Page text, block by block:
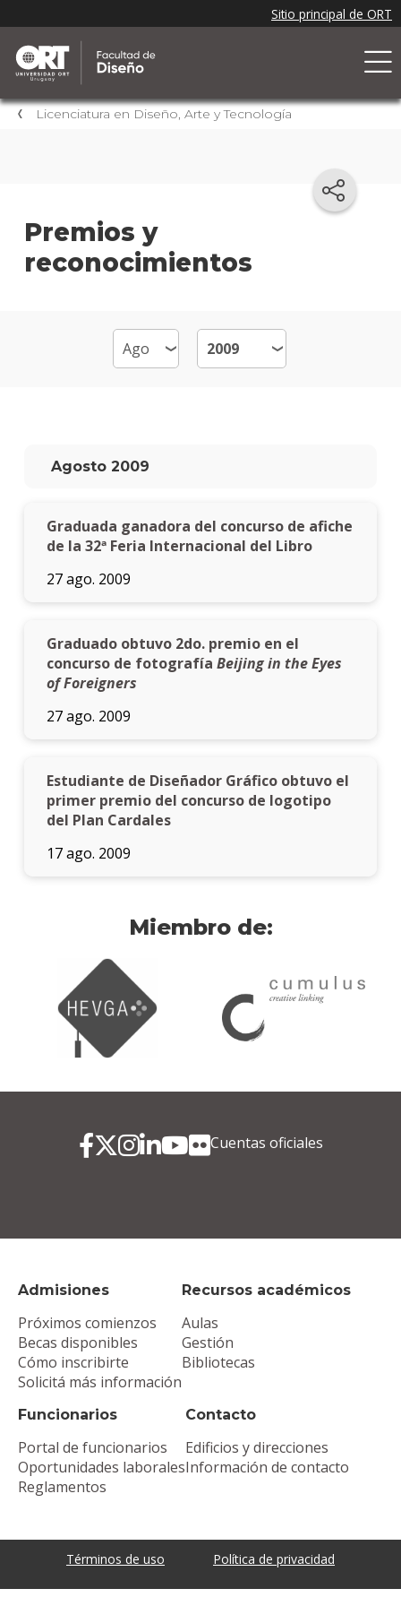
Licenciatura en Diseño, Arte y Tecnología
Premios y
reconocimientos
Agosto 2009
Graduada ganadora del concurso de afiche
de la 32ª Feria Internacional del Libro
27 ago. 2009
Graduado obtuvo 2do. premio en el
concurso de fotografía Beijing in the Eyes
of Foreigners
27 ago. 2009
Estudiante de Diseñador Gráfico obtuvo el
primer premio del concurso de logotipo
del Plan Cardales
17 ago. 2009
Miembro de:
Admisiones
Próximos comienzos
Becas disponibles
Cómo inscribirte
Solicitá más información
Recursos académicos
Aulas
Gestión
Bibliotecas
Funcionarios
Portal de funcionarios
Oportunidades laborales
Reglamentos
Contacto
Edificios y direcciones
Información de contacto
Cuentas oficiales
Términos de uso Política de privacidad